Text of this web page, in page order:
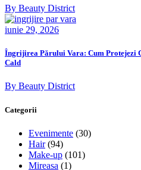
By Beauty District
iunie 29, 2026
Îngrijirea Părului Vara: Cum Protejezi
Cald
By Beauty District
Categorii
Evenimente (30)
Hair(94)
Make-up (101)
Mireasa (1)